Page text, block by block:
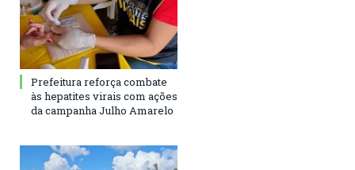
Prefeitura reforça combate
às hepatites virais com ações
da campanha Julho Amarelo